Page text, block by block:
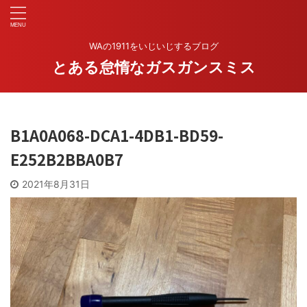
WAの1911をいじいじするブログ
とある怠惰なガスガンスミス
B1A0A068-DCA1-4DB1-BD59-
E252B2BBA0B7
2021年8月31日